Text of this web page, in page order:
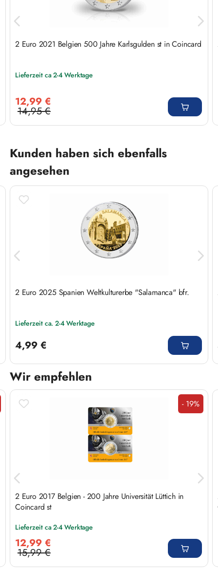
2 Euro 2021 Belgien 500 Jahre Karlsgulden st in Coincard
Lieferzeit ca 2-4 Werktage
12,99 €
Regulärer Preis:
14,95 €
Produktgalerie überspringen
Kunden haben sich ebenfalls
angesehen
2 Euro 2025 Spanien Weltkulturerbe "Salamanca" bfr.
Lieferzeit ca. 2-4 Werktage
4,99 €
Wir empfehlen
Produktgalerie überspringen
Rabatt
- 19%
2 Euro 2017 Belgien - 200 Jahre Universität Lüttich in
Coincard st
Lieferzeit ca 2-4 Werktage
12,99 €
Regulärer Preis:
15,99 €